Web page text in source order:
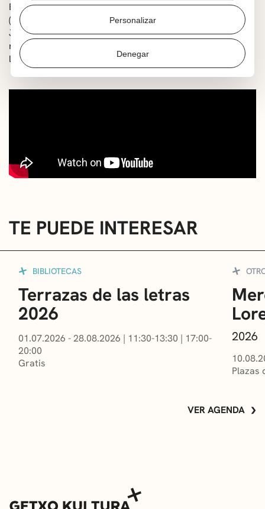
Personalizar
Denegar
El hallazgo de unas cintas olvidadas del mítico grupo Itoiz
(un referente en la música vasca de los 70 y 80) tiene en
Juan Carlos Pérez un efecto catalizador, que le lleva a
reencontrarse con un pasado que le parecía ya muy
lejano.
TE PUEDE INTERESAR
BIBLIOTECAS
Terrazas de las letras
2026
01.07.2026 - 28.08.2026 | 11:30-13:30 | 17:00-
20:00
Gratis
2026
Plazas
VER AGENDA